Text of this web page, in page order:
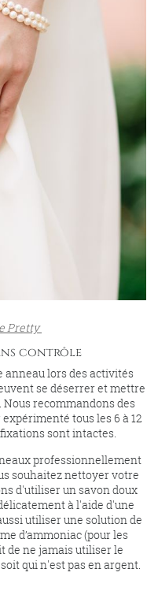
Pretty
contrôle
anneau lors des activités
se déserrer et mettre
recommandons des
tous les 6 à 12
sont intactes.
professionnellement
souhaitez nettoyer votre
d'utiliser un savon doux
à l'aide d'une
utiliser une solution de
d’ammoniac (pour les
de ne jamais utiliser le
qui n'est pas en argent.